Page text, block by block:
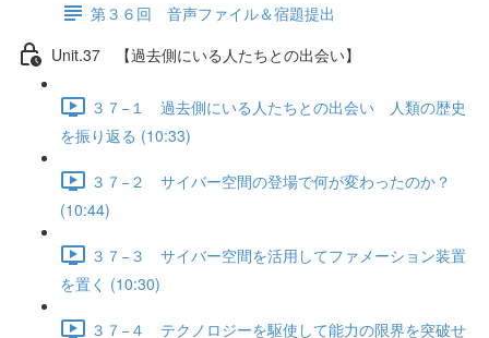
第３６回 音声ファイル＆宿題提出
Unit.37 【過去側にいる人たちとの出会い】
３７−１ 過去側にいる人たちとの出会い 人類の歴史
を振り返る (10:33)
３７−２ サイバー空間の登場で何が変わったのか？
(10:44)
３７−３ サイバー空間を活用してファメーション装置
を置く (10:30)
３７−４ テクノロジーを駆使して能力の限界を突破せ